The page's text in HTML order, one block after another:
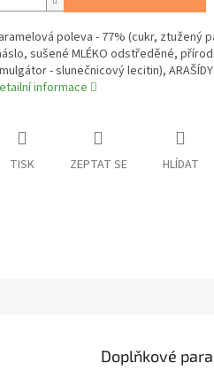
poleva - 77% (cukr, ztužený
sušené MLÉKO odstředěné,
- slunečnicový lecitin),
informace
TISK ZEPTAT SE HLÍDAT
Doplňkové